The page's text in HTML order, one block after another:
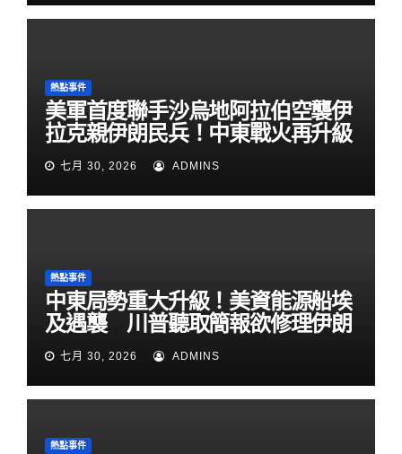
熱點事件
美軍首度聯手沙烏地阿拉伯空襲伊
拉克親伊朗民兵！中東戰火再升級
七月 30, 2026 ADMINS
熱點事件
中東局勢重大升級！美資能源船埃
及遇襲 川普聽取簡報欲修理伊朗
七月 30, 2026 ADMINS
熱點事件